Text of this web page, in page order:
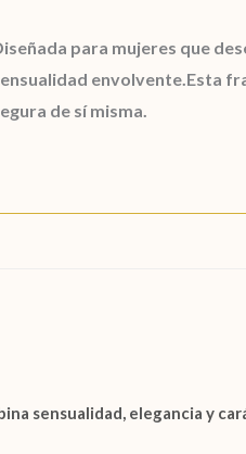
para mujeres que
envolvente.Esta
de sí misma.
sensualidad, elegancia y